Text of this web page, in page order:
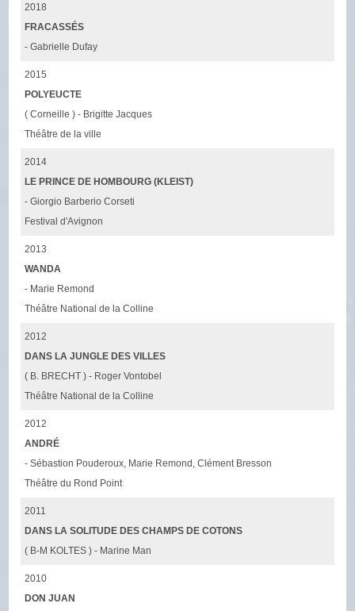
2018
FRACASSÉS
- Gabrielle Dufay
2015
POLYEUCTE
( Corneille ) - Brigitte Jacques
Théâtre de la ville
2014
LE PRINCE DE HOMBOURG (KLEIST)
- Giorgio Barberio Corseti
Festival d'Avignon
2013
WANDA
- Marie Remond
Théâtre National de la Colline
2012
DANS LA JUNGLE DES VILLES
( B. BRECHT ) - Roger Vontobel
Théâtre National de la Colline
2012
ANDRÉ
- Sébastion Pouderoux, Marie Remond, Clément Bresson
Théâtre du Rond Point
2011
DANS LA SOLITUDE DES CHAMPS DE COTONS
( B-M KOLTES ) - Marine Man
2010
DON JUAN